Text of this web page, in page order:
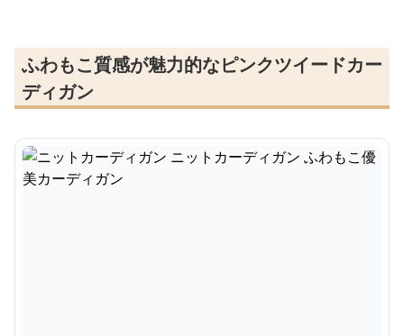
ふわもこ質感が魅力的なピンクツイードカー
ディガン